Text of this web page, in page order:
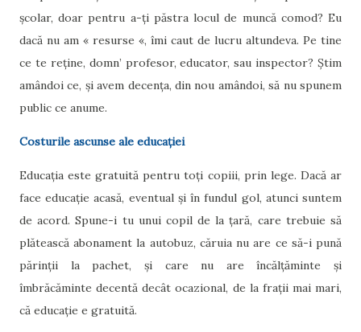
școlar, doar pentru a-ți păstra locul de muncă comod? Eu
dacă nu am « resurse «, îmi caut de lucru altundeva. Pe tine
ce te reține, domn’ profesor, educator, sau inspector? Știm
amândoi ce, și avem decența, din nou amândoi, să nu spunem
public ce anume.
Costurile ascunse ale educației
Educația este gratuită pentru toți copiii, prin lege. Dacă ar
face educație acasă, eventual și în fundul gol, atunci suntem
de acord. Spune-i tu unui copil de la țară, care trebuie să
plătească abonament la autobuz, căruia nu are ce să-i pună
părinții la pachet, și care nu are încălțăminte și
îmbrăcăminte decentă decât ocazional, de la frații mai mari,
că educație e gratuită.